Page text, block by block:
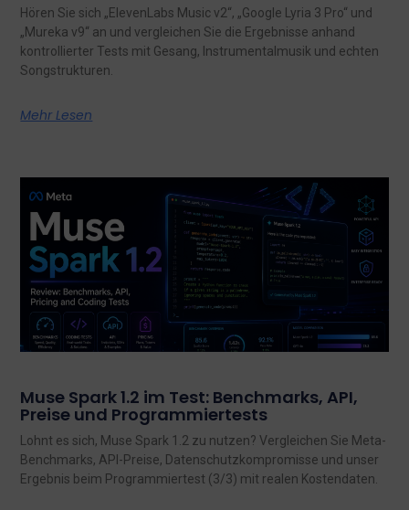
Hören Sie sich „ElevenLabs Music v2“, „Google Lyria 3 Pro“ und
„Mureka v9“ an und vergleichen Sie die Ergebnisse anhand
kontrollierter Tests mit Gesang, Instrumentalmusik und echten
Songstrukturen.
Mehr Lesen
Muse Spark 1.2 im Test: Benchmarks, API,
Preise und Programmiertests
Lohnt es sich, Muse Spark 1.2 zu nutzen? Vergleichen Sie Meta-
Benchmarks, API-Preise, Datenschutzkompromisse und unser
Ergebnis beim Programmiertest (3/3) mit realen Kostendaten.